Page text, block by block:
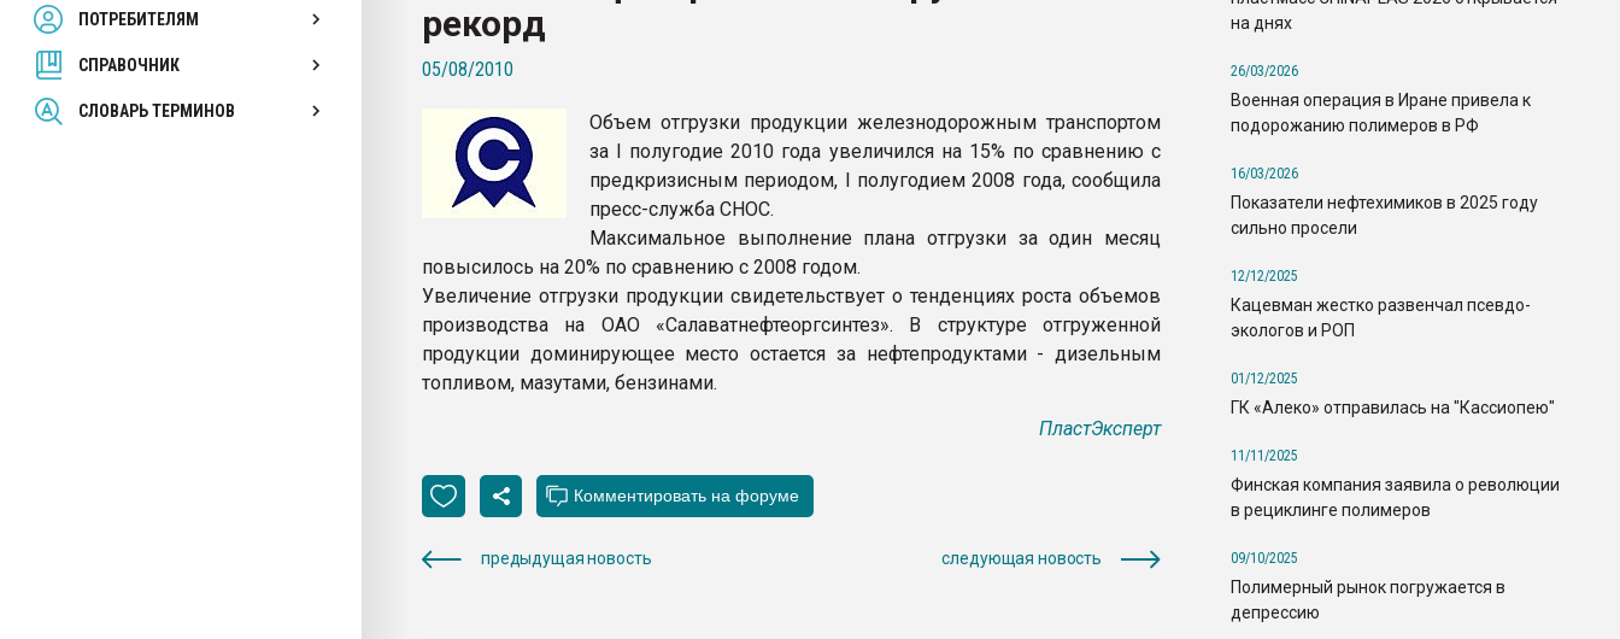
ПОТРЕБИТЕЛЯМ
СПРАВОЧНИК
СЛОВАРЬ ТЕРМИНОВ
Armaloy PC/ABS-1IM черный цвет
рекорд
05/08/2010
Объем отгрузки продукции железнодорожным транспортом
за I полугодие 2010 года увеличился на 15% по сравнению с
предкризисным периодом, I полугодием 2008 года, сообщила
пресс-служба СНОС.
Максимальное выполнение плана отгрузки за один месяц
повысилось на 20% по сравнению с 2008 годом.
Увеличение отгрузки продукции свидетельствует о тенденциях роста объемов
производства на ОАО «Салаватнефтеоргсинтез». В структуре отгруженной
продукции доминирующее место остается за нефтепродуктами - дизельным
топливом, мазутами, бензинами.
ПластЭксперт
предыдущая новость следующая новость
на днях
26/03/2026
Военная операция в Иране привела к
подорожанию полимеров в РФ
16/03/2026
Показатели нефтехимиков в 2025 году
сильно просели
12/12/2025
Кацевман жестко развенчал псевдо-
экологов и РОП
01/12/2025
ГК «Алеко» отправилась на "Кассиопею"
11/11/2025
Финская компания заявила о революции
в рециклинге полимеров
09/10/2025
Полимерный рынок погружается в
депрессию